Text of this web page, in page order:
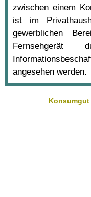
zwischen einem
ist im
gewerblichen
angesehen werden.
Konsumgut